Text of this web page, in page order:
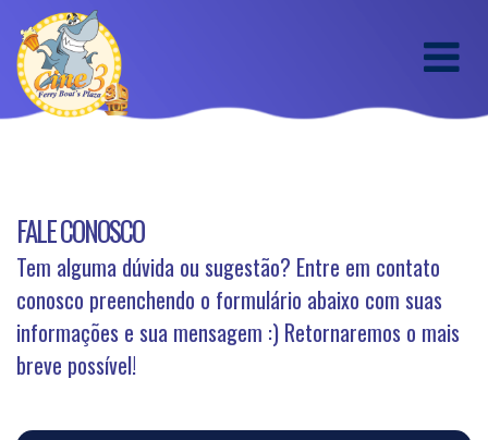
FALE CONOSCO
Tem alguma dúvida ou sugestão? Entre em contato
conosco preenchendo o formulário abaixo com suas
informações e sua mensagem :) Retornaremos o mais
breve possível!